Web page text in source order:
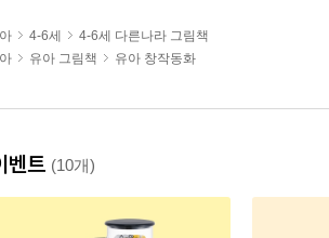
4-6세
4-6세 다른나라 그림책
유아 그림책 유아 창작동화
벤트 (10개)